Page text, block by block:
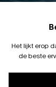
Het lijkt erop
de beste